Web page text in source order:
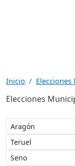
Inicio
Elecciones